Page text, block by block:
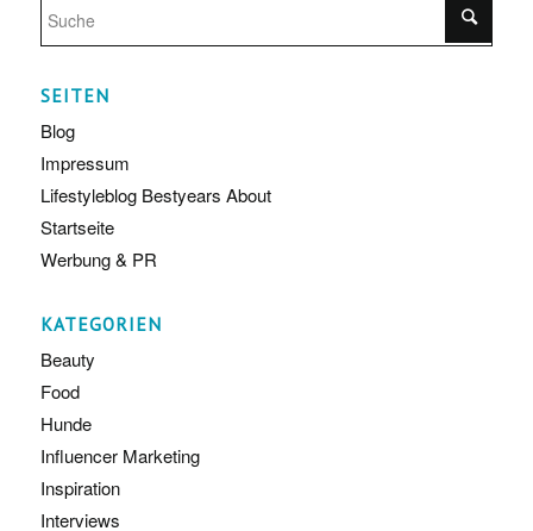
SEITEN
Blog
Impressum
Lifestyleblog Bestyears About
Startseite
Werbung & PR
KATEGORIEN
Beauty
Food
Hunde
Influencer Marketing
Inspiration
Interviews